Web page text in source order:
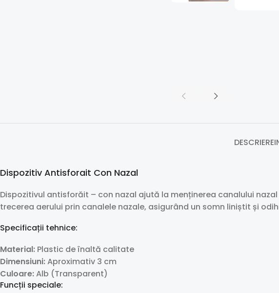
DESCRIERE
Dispozitiv Antisforait Con Nazal
Dispozitivul antisforăit – con nazal ajută la menținerea canalului
trecerea aerului prin canalele nazale, asigurând un somn liniștit și
Specificații tehnice:
Material: Plastic de înaltă calitate
Dimensiuni:Aproximativ 3 cm
Culoare:Alb (Transparent)
Funcții speciale: